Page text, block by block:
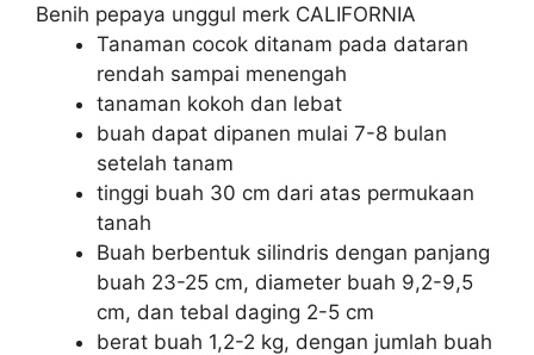
Benih pepaya unggul merk CALIFORNIA
Tanaman cocok ditanam pada dataran
rendah sampai menengah
tanaman kokoh dan lebat
buah dapat dipanen mulai 7-8 bulan
setelah tanam
tinggi buah 30 cm dari atas permukaan
tanah
Buah berbentuk silindris dengan panjang
buah 23-25 cm, diameter buah 9,2-9,5
cm, dan tebal daging 2-5 cm
berat buah 1,2-2 kg, dengan jumlah buah